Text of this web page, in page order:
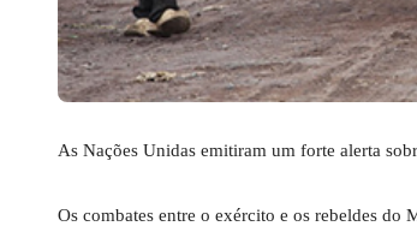
As Nações Unidas emitiram um forte alerta
Os combates entre o exército e os rebeldes do